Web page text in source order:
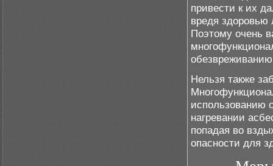
привести к их
вредя
Поэтому очень
Нельзя также
использованию
нагревании
попадая во
опасности для